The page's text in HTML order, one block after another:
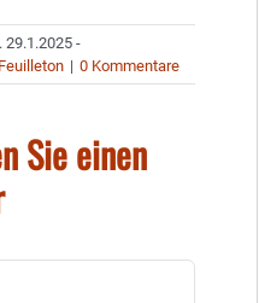
29.1.2025 -
Feuilleton | 0 Kommentare
Sie einen